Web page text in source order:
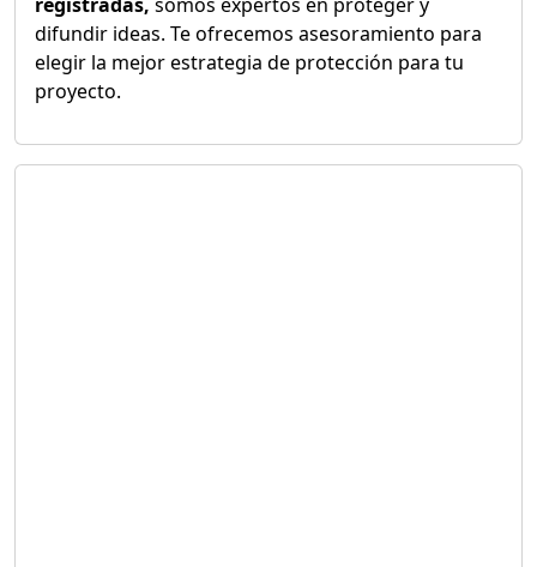
registradas, somos expertos en proteger y
difundir ideas. Te ofrecemos asesoramiento para
elegir la mejor estrategia de protección para tu
proyecto.